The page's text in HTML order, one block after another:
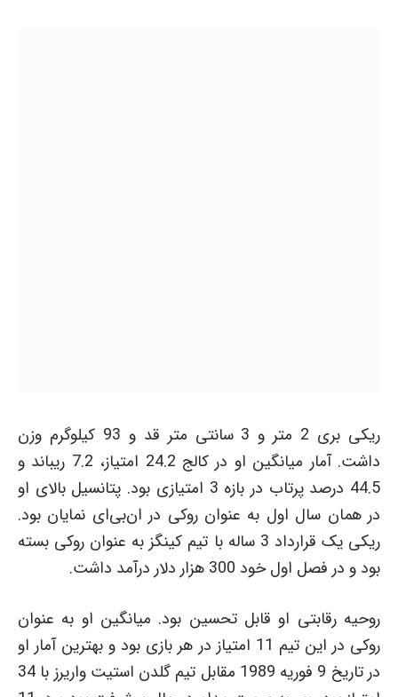
ریکی بری 2 متر و 3 سانتی متر قد و 93 کیلوگرم وزن
داشت. آمار میانگین او در کالج 24.2 امتیاز، 7.2 ریباند و
44.5 درصد پرتاب در بازه 3 امتیازی بود. پتانسیل بالای او
در همان سال اول به عنوان روکی در ان‌بی‌ای نمایان بود.
ریکی یک قرارداد 3 ساله با تیم کینگز به عنوان روکی بسته
بود و در فصل اول خود 300 هزار دلار درآمد داشت.
روحیه رقابتی او قابل تحسین بود. میانگین او به عنوان
روکی در این تیم 11 امتیاز در هر بازی بود و بهترین آمار او
در تاریخ 9 فوریه 1989 مقابل تیم گلدن استیت واریرز با 34